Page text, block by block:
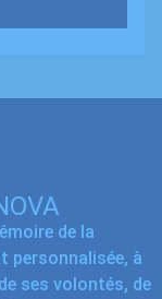
de la
personnalisée, à
ses volontés, de